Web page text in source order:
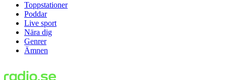
Toppstationer
Poddar
Live sport
Nära dig
Genrer
Ämnen